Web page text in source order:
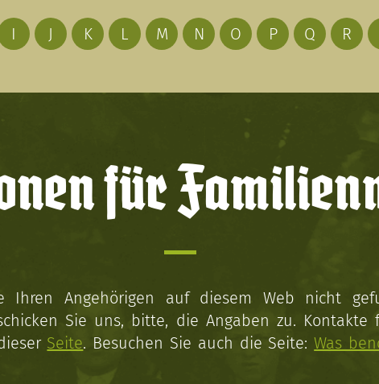
I J K L M N O P Q R
für
Ihren Angehörigen auf diesem Web nicht
Sie uns, bitte, die Angaben zu. Kontakte
Seite. Besuchen Sie auch die Seite:Was